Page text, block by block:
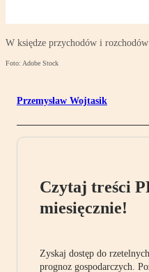
W księdze przychodów i
Foto: Adobe Stock
Przemysław Wojtasik
Czytaj treści
miesięcznie!
Zyskaj dostęp do
prognoz gospodarczych.